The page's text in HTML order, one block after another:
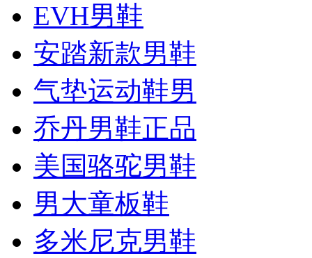
EVH男鞋
安踏新款男鞋
气垫运动鞋男
乔丹男鞋正品
美国骆驼男鞋
男大童板鞋
多米尼克男鞋